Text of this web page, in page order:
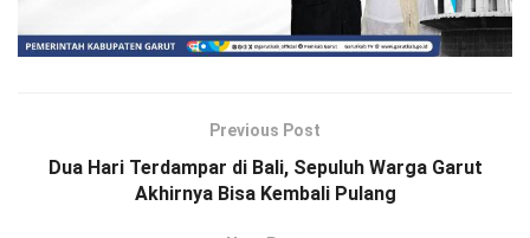
Previous Post
Dua Hari Terdampar di Bali, Sepuluh Warga Garut
Akhirnya Bisa Kembali Pulang